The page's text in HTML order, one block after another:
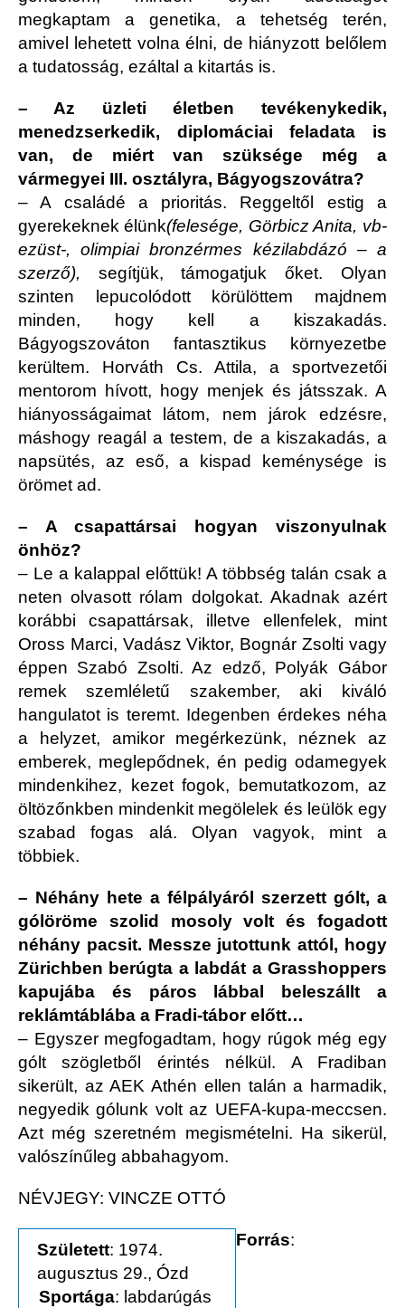
megkaptam a genetika, a tehetség terén,
amivel lehetett volna élni, de hiányzott belőlem
a tudatosság, ezáltal a kitartás is.
– Az üzleti életben tevékenykedik,
menedzserkedik, diplomáciai feladata is
van, de miért van szüksége még a
vármegyei III. osztályra, Bágyogszovátra?
– A családé a prioritás. Reggeltől estig a
gyerekeknek élünk(felesége, Görbicz Anita, vb-
ezüst-, olimpiai bronzérmes kézilabdázó – a
szerző), segítjük, támogatjuk őket. Olyan
szinten lepucolódott körülöttem majdnem
minden, hogy kell a kiszakadás.
Bágyogszováton fantasztikus környezetbe
kerültem. Horváth Cs. Attila, a sportvezetői
mentorom hívott, hogy menjek és játsszak. A
hiányosságaimat látom, nem járok edzésre,
máshogy reagál a testem, de a kiszakadás, a
napsütés, az eső, a kispad keménysége is
örömet ad.
– A csapattársai hogyan viszonyulnak
önhöz?
– Le a kalappal előttük! A többség talán csak a
neten olvasott rólam dolgokat. Akadnak azért
korábbi csapattársak, illetve ellenfelek, mint
Oross Marci, Vadász Viktor, Bognár Zsolti vagy
éppen Szabó Zsolti. Az edző, Polyák Gábor
remek szemléletű szakember, aki kiváló
hangulatot is teremt. Idegenben érdekes néha
a helyzet, amikor megérkezünk, néznek az
emberek, meglepődnek, én pedig odamegyek
mindenkihez, kezet fogok, bemutatkozom, az
öltözőnkben mindenkit megölelek és leülök egy
szabad fogas alá. Olyan vagyok, mint a
többiek.
– Néhány hete a félpályáról szerzett gólt, a
gólöröme szolid mosoly volt és fogadott
néhány pacsit. Messze jutottunk attól, hogy
Zürichben berúgta a labdát a Grasshoppers
kapujába és páros lábbal beleszállt a
reklámtáblába a Fradi-tábor előtt…
– Egyszer megfogadtam, hogy rúgok még egy
gólt szögletből érintés nélkül. A Fradiban
sikerült, az AEK Athén ellen talán a harmadik,
negyedik gólunk volt az UEFA-kupa-meccsen.
Azt még szeretném megismételni. Ha sikerül,
valószínűleg abbahagyom.
NÉVJEGY: VINCZE OTTÓ
Született: 1974.
augusztus 29., Ózd
Sportága: labdarúgás
Forrás: